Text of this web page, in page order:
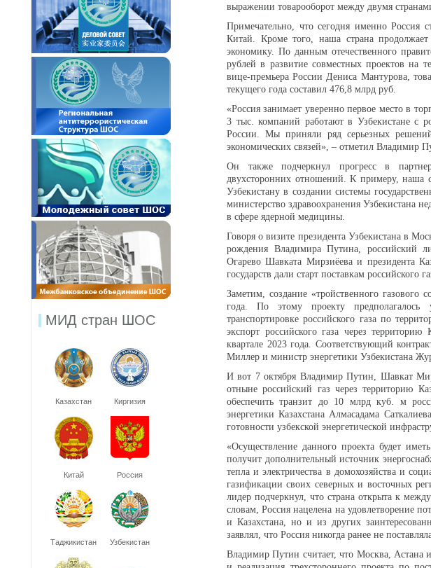
МИД стран ШОС
Казахстан Киргизия
Китай Россия
Таджикистан Узбекистан
выражении товарооборот между двумя
Примечательно, что сегодня именно Россия
Китай. Кроме того, наша страна
экономику. По данным отечественного
рублей в развитие совместных проектов на
вице-премьера России Дениса Мантурова,
текущего года составил 476,8 млрд руб.
«Россия занимает уверенно первое место в
3 тыс. компаний работают в Узбекистане с
России. Мы приняли ряд серьезных
экономических связей», – отметил Владимир
Он также подчеркнул прогресс в
двухсторонних отношений. К примеру, наша
Узбекистану в создании системы
министерство здравоохранения Узбекистана
в сфере ядерной медицины.
Говоря о визите президента Узбекистана в
рождения Владимира Путина, российский
Огарево Шавката Мирзиёева и президента
государств дали старт поставкам российского
Заметим, создание «тройственного
года. По этому проекту предполагалось
транспортировке российского газа по
экспорт российского газа через территорию
квартале 2023 года. Соответствующий
Миллер и министр энергетики Узбекистана
И вот 7 октября Владимир Путин, Шавкат
отныне российский газ через территорию
обеспечить транзит до 10 млрд куб. м
энергетики Казахстана Алмасадама
готовности узбекской энергетической
«Осуществление данного проекта будет
получит дополнительный источник
тепла и электричества в домохозяйства и
газификации своих северных и восточных
лидер подчеркнул, что страна открыта к
словам, Россия нацелена на удовлетворение
и Казахстана, но и из других
заявлял, что Россия никогда ранее не
Владимир Путин считает, что Москва, Астана